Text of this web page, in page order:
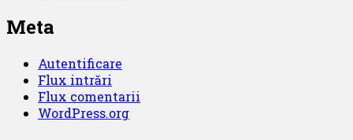
Meta
Autentificare
Flux intrări
Flux comentarii
WordPress.org